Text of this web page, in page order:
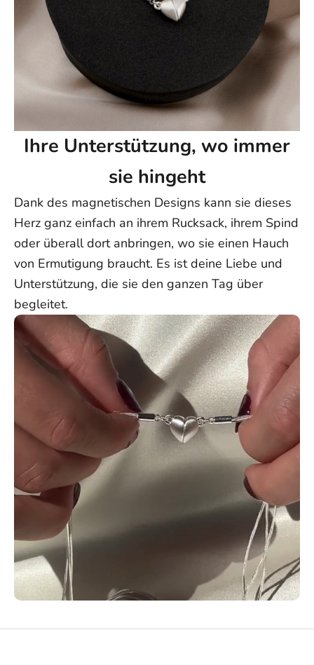
Ihre Unterstützung, wo immer
sie hingeht
Dank des magnetischen Designs kann sie dieses
Herz ganz einfach an ihrem Rucksack, ihrem Spind
oder überall dort anbringen, wo sie einen Hauch
von Ermutigung braucht. Es ist deine Liebe und
Unterstützung, die sie den ganzen Tag über
begleitet.